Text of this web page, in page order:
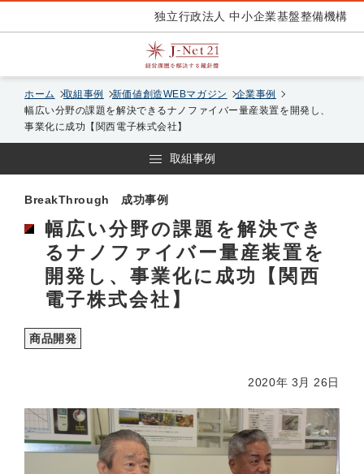
独立行政法人 中小企業基盤整備機構
ホーム 取組事例 新価値創造WEBマガジン
企業事例
幅広い分野の課題を解決できるナノファイバー量産装置を開発し、
事業化に成功【関西電子株式会社】
取組事例
BreakThrough 成功事例
幅広い分野の課題を解決でき
るナノファイバー量産装置を
開発し、事業化に成功【関西
電子株式会社】
商品開発
2020年 3月 26日